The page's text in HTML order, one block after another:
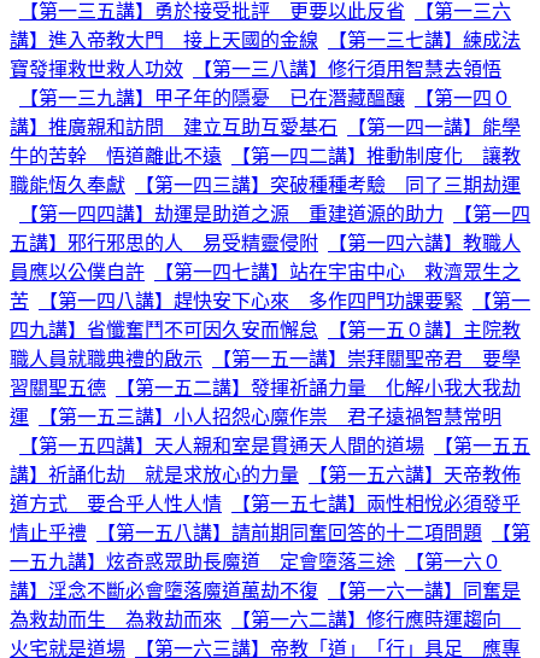
【第一三五講】勇於接受批評 更要以此反省
【第一三六
講】進入帝教大門 接上天國的金線
【第一三七講】練成法
寶發揮救世救人功效
【第一三八講】修行須用智慧去領悟
【第一三九講】甲子年的隱憂 已在潛藏醞釀
【第一四０
講】推廣親和訪問 建立互助互愛基石
【第一四一講】能學
牛的苦幹 悟道離此不遠
【第一四二講】推動制度化 讓教
職能恆久奉獻
【第一四三講】突破種種考驗 同了三期劫運
【第一四四講】劫運是助道之源 重建道源的助力
【第一四
五講】邪行邪思的人 易受精靈侵附
【第一四六講】教職人
員應以公僕自許
【第一四七講】站在宇宙中心 救濟眾生之
苦
【第一四八講】趕快安下心來 多作四門功課要緊
【第一
四九講】省懺奮鬥不可因久安而懈怠
【第一五０講】主院教
職人員就職典禮的啟示
【第一五一講】崇拜關聖帝君 要學
習關聖五德
【第一五二講】發揮祈誦力量 化解小我大我劫
運
【第一五三講】小人招怨心魔作祟 君子遠禍智慧常明
【第一五四講】天人親和室是貫通天人間的道場
【第一五五
講】祈誦化劫 就是求放心的力量
【第一五六講】天帝教佈
道方式 要合乎人性人情
【第一五七講】兩性相悅必須發乎
情止乎禮
【第一五八講】請前期同奮回答的十二項問題
【第
一五九講】炫奇惑眾助長魔道 定會墮落三途
【第一六０
講】淫念不斷必會墮落魔道萬劫不復
【第一六一講】同奮是
為救劫而生 為救劫而來
【第一六二講】修行應時運趨向
火宅就是道場
【第一六三講】帝教「道」「行」具足 應專